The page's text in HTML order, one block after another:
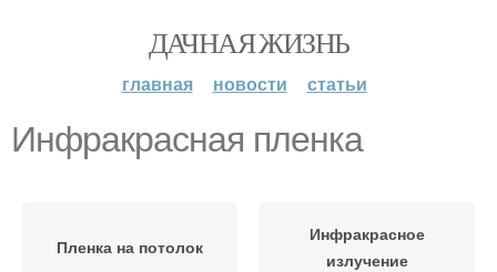
ДАЧНАЯ ЖИЗНЬ
главная новости статьи
Инфракрасная пленка
Пленка на потолок
Инфракрасное
излучение